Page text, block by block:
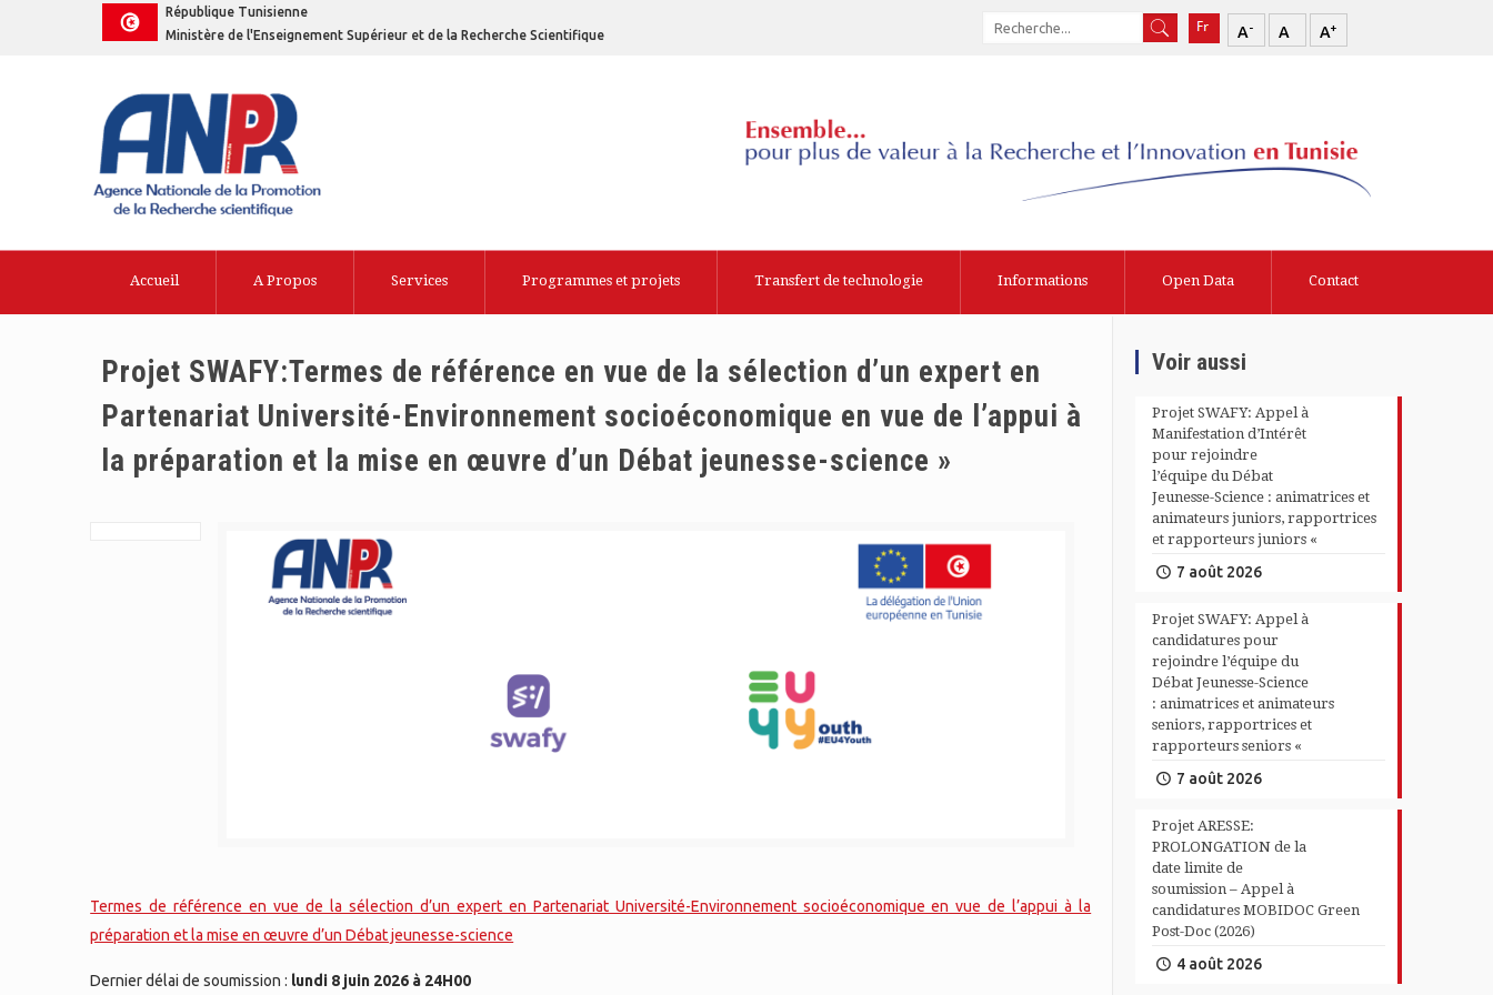
République Tunisienne
Ministère de l'Enseignement Supérieur et de la Recherche Scientifique
A- A A+
Accueil A Propos Services Programmes et projets Transfert de technologie Informations Open Data Contact
Projet SWAFY:Termes de référence en vue de la sélection d’un expert en
Partenariat Université-Environnement socioéconomique en vue de l’appui à
la préparation et la mise en œuvre d’un Débat jeunesse-science »
Termes de référence en vue de la sélection d’un expert en Partenariat Université-Environnement socioéconomique en vue de l’appui à la
préparation et la mise en œuvre d’un Débat jeunesse-science
Dernier délai de soumission : lundi 8 juin 2026 à 24H00
Voir aussi
Projet SWAFY: Appel à
Manifestation d’Intérêt
pour rejoindre
l’équipe du Débat
Jeunesse-Science : animatrices et
animateurs juniors, rapportrices
et rapporteurs juniors «
7 août 2026
Projet SWAFY: Appel à
candidatures pour
rejoindre l’équipe du
Débat Jeunesse-Science
: animatrices et animateurs
seniors, rapportrices et
rapporteurs seniors «
7 août 2026
Projet ARESSE:
PROLONGATION de la
date limite de
soumission – Appel à
candidatures MOBIDOC Green
Post-Doc (2026)
4 août 2026